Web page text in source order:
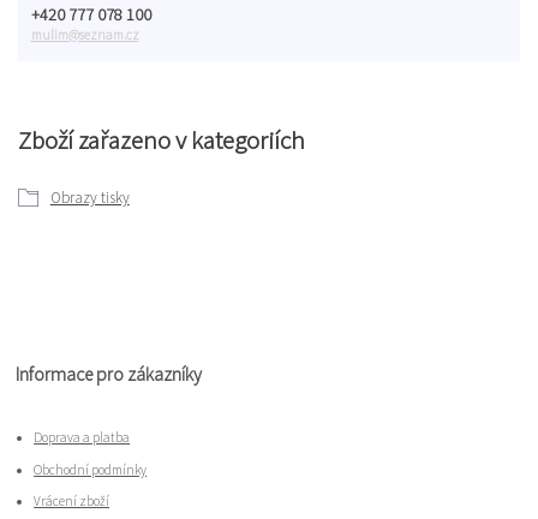
Zboží zařazeno v kategoriích
Obrazy tisky
+420 777 078 100
mulim@seznam.cz
Informace pro zákazníky
Doprava a platba
Obchodní podmínky
Vrácení zboží